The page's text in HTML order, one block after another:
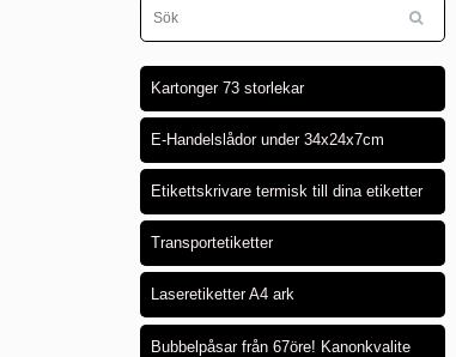
Kartonger 73 storlekar
E-Handelslådor under 34x24x7cm
Etikettskrivare termisk till dina etiketter
Transportetiketter
Laseretiketter A4 ark
Bubbelpåsar från 67öre! Kanonkvalite